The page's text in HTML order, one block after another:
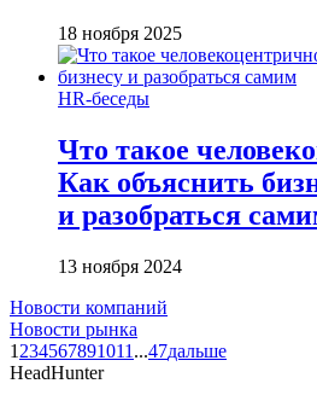
18 ноября 2025
HR-беседы
Что такое
Как объяснить
и разобраться
13 ноября 2024
Новости компаний
Новости рынка
1 234567891011 ...47дальше
HeadHunter